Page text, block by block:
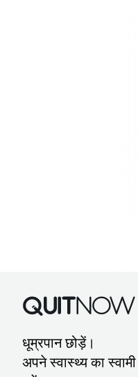
धूम्रपान छोड़ें।
अपने स्वास्थ्य का स्वामी